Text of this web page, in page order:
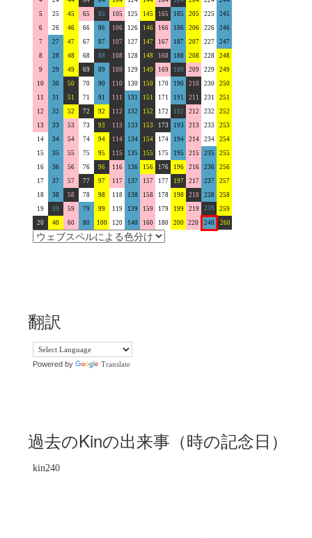
5
25 45 65 85 105 125 145 165 185 205 225
245
6
26 46 66 86 106 126 146 166 186 206 226
246
7
27 47 67 87 107 127 147 167 187 207 227
247
8
28 48 68 88 108 128 148 168 188 208 228
248
9
29 49 69 89 109 129 149 169 189 209 229
249
10
30 50 70 90 110 130 150 170 190 210 230
250
11
31 51 71 91 111 131 151 171 191 211 231
251
12
32 52 72 92 112 132 152 172 192 212 232
252
13
33 53 73 93 113 133 153 173 193 213 233
253
14
34 54 74 94 114 134 154 174 194 214 234
254
15
35 55 75 95 115 135 155 175 195 215 235
255
16
36 56 76 96 116 136 156 176 196 216 236
256
17
37 57 77 97 117 137 157 177 197 217 237
257
18
38 58 78 98 118 138 158 178 198 218 238
258
19
39 59 79 99 119 139 159 179 199 219 239
259
20
40 60 80 100 120 140 160 180 200 220 240 260
翻訳
Powered by Translate
過去のKinの出来事（時の記念日）
kin240